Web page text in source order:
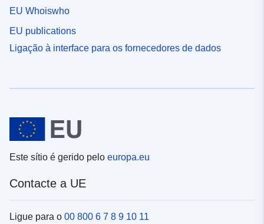
EU Whoiswho
EU publications
Ligação à interface para os fornecedores de dados
Este sítio é gerido pelo europa.eu
Contacte a UE
Ligue para o 00 800 6 7 8 9 10 11